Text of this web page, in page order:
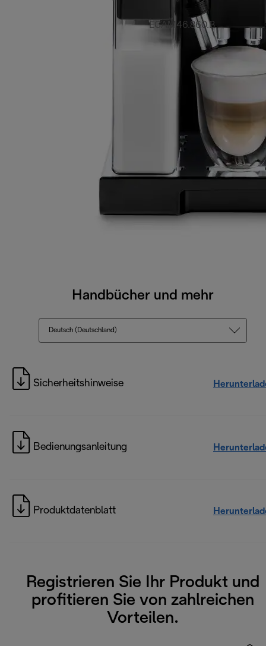
ECAM46.860.B
Handbücher und mehr
Deutsch (Deutschland)
Sicherheitshinweise
Bedienungsanleitung
Produktdatenblatt
Registrieren Sie Ihr Produkt und
profitieren Sie von zahlreichen
Vorteilen.